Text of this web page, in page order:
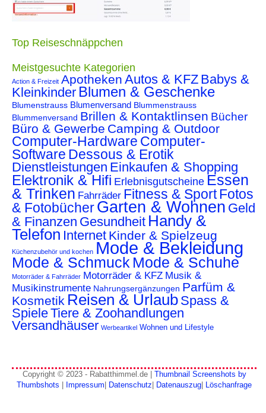
Top Reiseschnäppchen
Meistgesuchte Kategorien
Action & Freizeit Apotheken Autos & KFZ Babys &
Kleinkinder Blumen & Geschenke
Blumenstrauss Blumenversand Blummenstrauss
Blummenversand Brillen & Kontaktlinsen Bücher
Büro & Gewerbe Camping & Outdoor
Computer-Hardware Computer-
Software Dessous & Erotik
Dienstleistungen Einkaufen & Shopping
Elektronik & Hifi Erlebnisgutscheine Essen
& Trinken Fahrräder Fitness & SportFotos
& FotobücherGarten & Wohnen Geld
& Finanzen Gesundheit Handy &
Telefon Internet Kinder & Spielzeug
Küchenzubehör und kochen Mode & Bekleidung
Mode & Schmuck Mode & Schuhe
Motorräder & Fahrräder Motorräder & KFZ Musik &
Musikinstrumente Nahrungsergänzungen Parfüm &
Kosmetik Reisen & Urlaub Spass &
SpieleTiere & Zoohandlungen
Versandhäuser Werbeartikel Wohnen und Lifestyle
Copyright © 2023 - Rabatthimmel.de | Thumbnail Screenshots by
Thumbshots
Impressum Datenschutz Datenauszug Löschanfrage